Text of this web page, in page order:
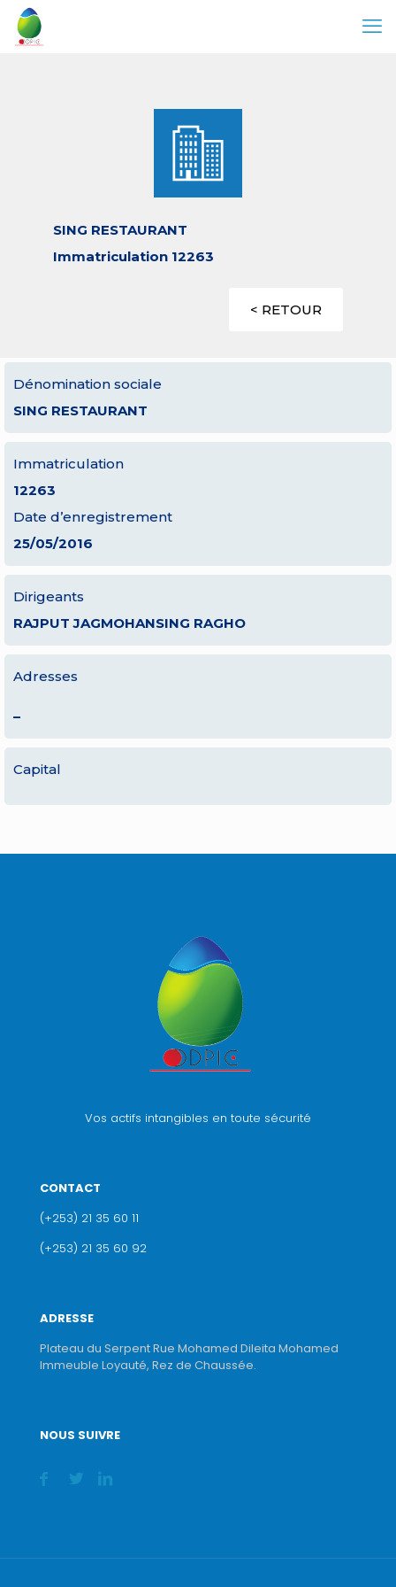
SING RESTAURANT
Immatriculation 12263
< RETOUR
Dénomination sociale
SING RESTAURANT
Immatriculation
12263
Date d’enregistrement
25/05/2016
Dirigeants
RAJPUT JAGMOHANSING RAGHO
Adresses
–
Capital
Vos actifs intangibles en toute sécurité
CONTACT
(+253) 21 35 60 11
(+253) 21 35 60 92
ADRESSE
Plateau du Serpent Rue Mohamed Dileita Mohamed
Immeuble Loyauté, Rez de Chaussée.
NOUS SUIVRE